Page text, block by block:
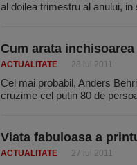
al doilea trimestru al anului,
Cum arata
ACTUALITATE 28 iul 2011
Cel mai probabil, Anders
cruzime cel putin 80 de
Viata fabuloasa a
ACTUALITATE 27 iul 2011